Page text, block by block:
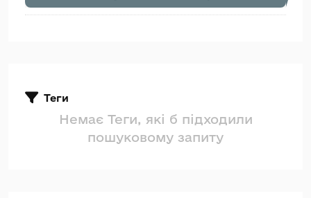
Теги
Немає Теги, які б підходили
пошуковому запиту